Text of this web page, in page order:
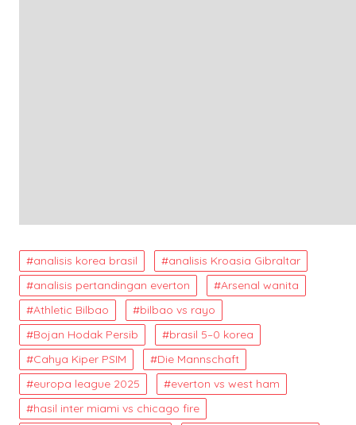
analisis korea brasil
analisis Kroasia Gibraltar
analisis pertandingan everton
Arsenal wanita
Athletic Bilbao
bilbao vs rayo
Bojan Hodak Persib
brasil 5–0 korea
Cahya Kiper PSIM
Die Mannschaft
europa league 2025
everton vs west ham
hasil inter miami vs chicago fire